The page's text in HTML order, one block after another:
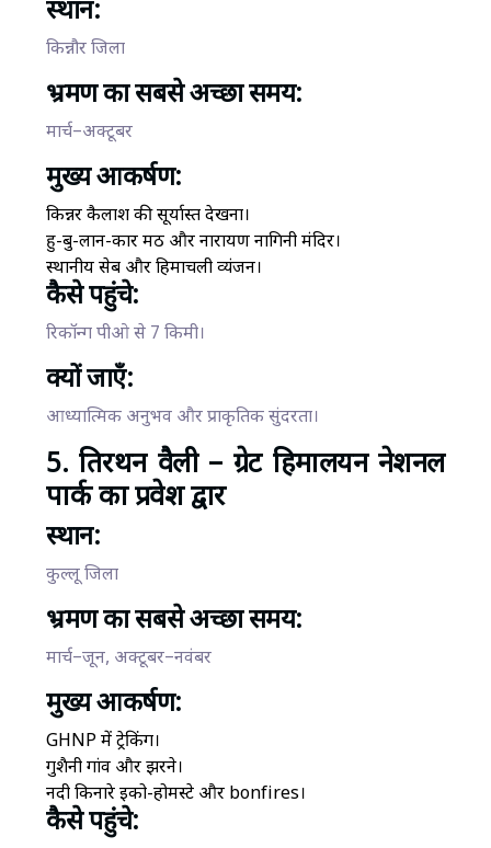
स्थान:
किन्नौर जिला
भ्रमण का सबसे अच्छा समय:
मार्च–अक्टूबर
मुख्य आकर्षण:
किन्नर कैलाश की सूर्यास्त देखना।
हु-बु-लान-कार मठ और नारायण नागिनी मंदिर।
स्थानीय सेब और हिमाचली व्यंजन।
कैसे पहुंचे:
रिकॉन्ग पीओ से 7 किमी।
क्यों जाएँ:
आध्यात्मिक अनुभव और प्राकृतिक सुंदरता।
5. तिरथन वैली – ग्रेट हिमालयन नेशनल
पार्क का प्रवेश द्वार
स्थान:
कुल्लू जिला
भ्रमण का सबसे अच्छा समय:
मार्च–जून, अक्टूबर–नवंबर
मुख्य आकर्षण:
GHNP में ट्रेकिंग।
गुशैनी गांव और झरने।
नदी किनारे इको-होमस्टे और bonfires।
कैसे पहुंचे: